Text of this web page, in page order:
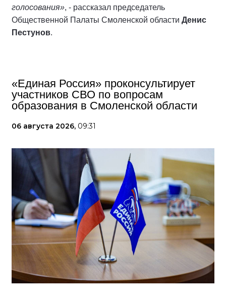
голосования», - рассказал председатель
Общественной Палаты Смоленской области Денис
Пестунов.
«Единая Россия» проконсультирует
участников СВО по вопросам
образования в Смоленской области
06 августа 2026, 09:31